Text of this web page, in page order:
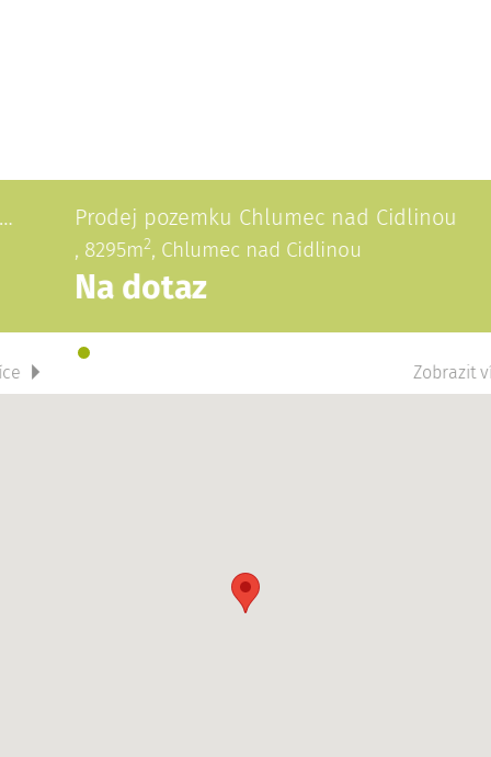
Prodej pozemku Chlumec nad Cidlinou
, 8295m2, Chlumec nad Cidlinou
Na dotaz
Zobrazit více